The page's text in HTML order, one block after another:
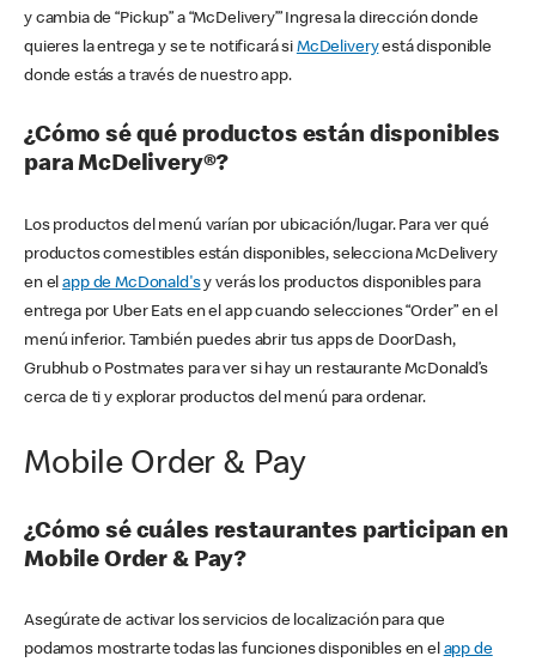
y cambia de “Pickup” a “McDelivery’” Ingresa la dirección donde
quieres la entrega y se te notificará si McDeliveryestá disponible
donde estás a través de nuestro app.
¿Cómo sé qué productos están disponibles
para McDelivery®?
Los productos del menú varían por ubicación/lugar. Para ver qué
productos comestibles están disponibles, selecciona McDelivery
en elapp de McDonald'sy verás los productos disponibles para
entrega por Uber Eats en el app cuando selecciones “Order” en el
menú inferior. También puedes abrir tus apps de DoorDash,
Grubhub o Postmates para ver si hay un restaurante McDonald’s
cerca de ti y explorar productos del menú para ordenar.
Mobile Order & Pay
¿Cómo sé cuáles restaurantes participan en
Mobile Order & Pay?
Asegúrate de activar los servicios de localización para que
podamos mostrarte todas las funciones disponibles en el app de